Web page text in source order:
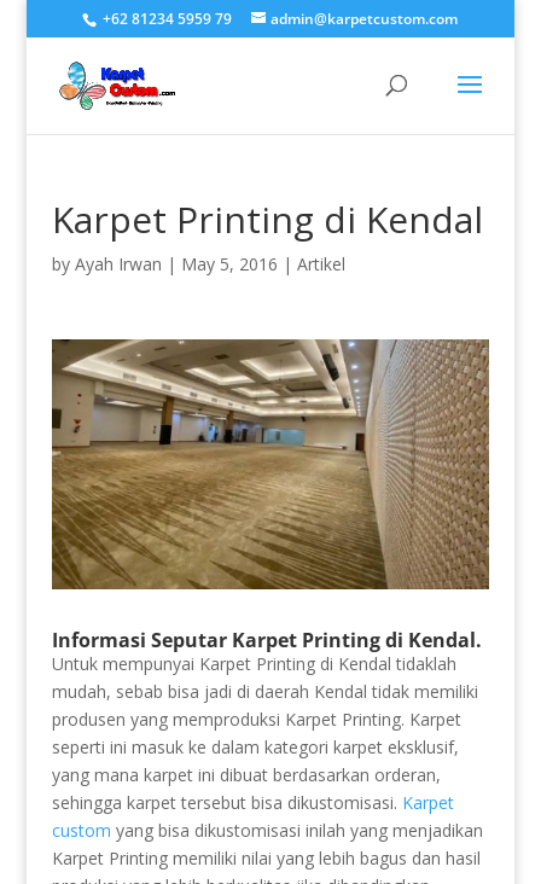
+62 81234 5959 79 admin@karpetcustom.com
Karpet Printing di Kendal
by Ayah Irwan | May 5, 2016 | Artikel
Informasi Seputar Karpet Printing di Kendal.
Untuk mempunyai Karpet Printing di Kendal tidaklah
mudah, sebab bisa jadi di daerah Kendal tidak memiliki
produsen yang memproduksi Karpet Printing. Karpet
seperti ini masuk ke dalam kategori karpet eksklusif,
yang mana karpet ini dibuat berdasarkan orderan,
sehingga karpet tersebut bisa dikustomisasi. Karpet
custom yang bisa dikustomisasi inilah yang menjadikan
Karpet Printing memiliki nilai yang lebih bagus dan hasil